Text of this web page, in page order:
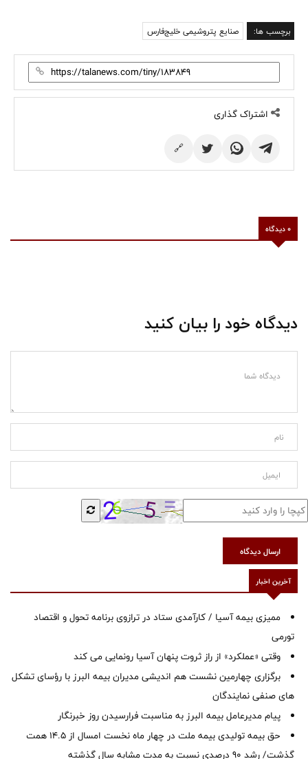
برچسب ها: صنایع پتروشیمی خلیج‌فارس
اشتراک گذاری
🔗
0 دیدگاه
دیدگاه خود را بیان کنید
ارسال دیدگاه
آخرین اخبار
ممیزی بیمه آسیا / کارآمدی ستاد در ترازوی برنامه تحول و اقتصاد
تورمی
وقتی «عملکرد» از راز ثروت پنهان آسیا رونمایی می کند
برگزاری چهارمین نشست هم اندیشی مدیران بیمه البرز با رؤسای تشکل
های صنفی نمایندگان
پیام مدیرعامل بیمه البرز به مناسبت فرارسیدن روز خبرنگار
حق بیمه تولیدی بیمه ملت در چهار ماه نخست امسال از 14.5 همت
گذشت/ رشد 90 درصدی نسبت به مدت مشابه سال گذشته